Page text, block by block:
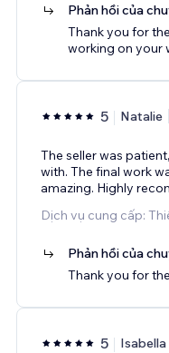
Phản hồi của
Thank you for
working on your
5 Natalie
The seller was
with. The final work
amazing. Highly
Dịch vụ cung cấp:
Phản hồi của
Thank you for
5 Isabella